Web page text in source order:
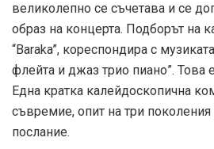
великолепно се съчетава и се
образ на концерта. Подборът на
“Baraka”, кореспондира с
флейта и джаз трио пиано”. Това
Една кратка калейдоскопична
съвремие, опит на три поколения
послание.